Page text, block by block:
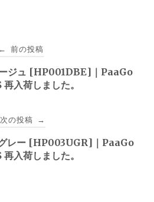
← 前の投稿
ジュ [HP001DBE]｜PaaGo
入荷しました。
次の投稿 →
レー [HP003UGR]｜PaaGo
入荷しました。